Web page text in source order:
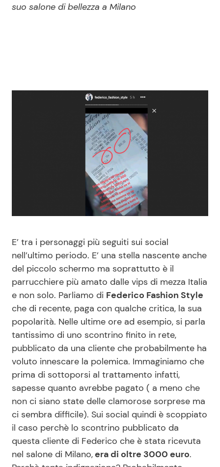
Mondo Mamma
News benessere
Salute
Viaggi e Turismo
Festività
Cucina e Ricette
Consigli di Cucina
Dolci
Le Ricette in TV
Primi Piatti
Ricette Facili e Veloci
Ricette Feste
Ricette per Bambini
Seguici
Info
Chi siamo
suo salone di bellezza a Milano
E’ tra i personaggi più seguiti sui social
nell’ultimo periodo. E’ una stella nascente anche
del piccolo schermo ma soprattutto è il
parrucchiere più amato dalle vips di mezza Italia
e non solo. Parliamo di Federico Fashion Style
che di recente, paga con qualche critica, la sua
popolarità. Nelle ultime ore ad esempio, si parla
tantissimo di uno scontrino finito in rete,
pubblicato da una cliente che probabilmente ha
voluto innescare la polemica. Immaginiamo che
prima di sottoporsi al trattamento infatti,
sapesse quanto avrebbe pagato ( a meno che
non ci siano state delle clamorose sorprese ma
ci sembra difficile). Sui social quindi è scoppiato
il caso perchè lo scontrino pubblicato da
questa cliente di Federico che è stata ricevuta
nel salone di Milano, era di oltre 3000 euro.